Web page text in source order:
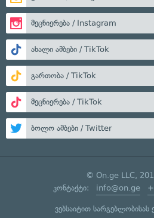
მეცნიერება / Instagram
ახალი ამბები / TikTok
გართობა / TikTok
მეცნიერება / TikTok
ბოლო ამბები / Twitter
© On.ge LLC,
კონტაქტი: info@on.ge
ვებსაიტით სარგებლობისას